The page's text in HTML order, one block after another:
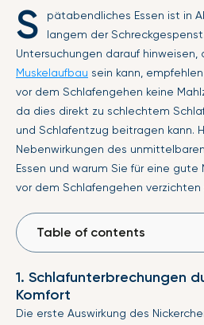
S
pätabendliches Essen ist in
langem der
Untersuchungen darauf hinweisen,
Muskelaufbau sein kann,
vor dem Schlafengehen keine
da dies direkt zu schlechtem
und Schlafentzug beitragen kann.
Nebenwirkungen des
Essen und warum Sie für eine gute
vor dem Schlafengehen verzichten
Table of contents
1. Schlafunterbrechungen
Komfort
Die erste Auswirkung des